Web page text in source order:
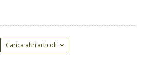
Carica altri articoli